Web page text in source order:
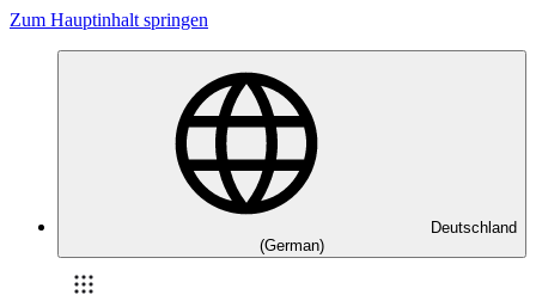
Zum Hauptinhalt springen
Deutschland
(German)